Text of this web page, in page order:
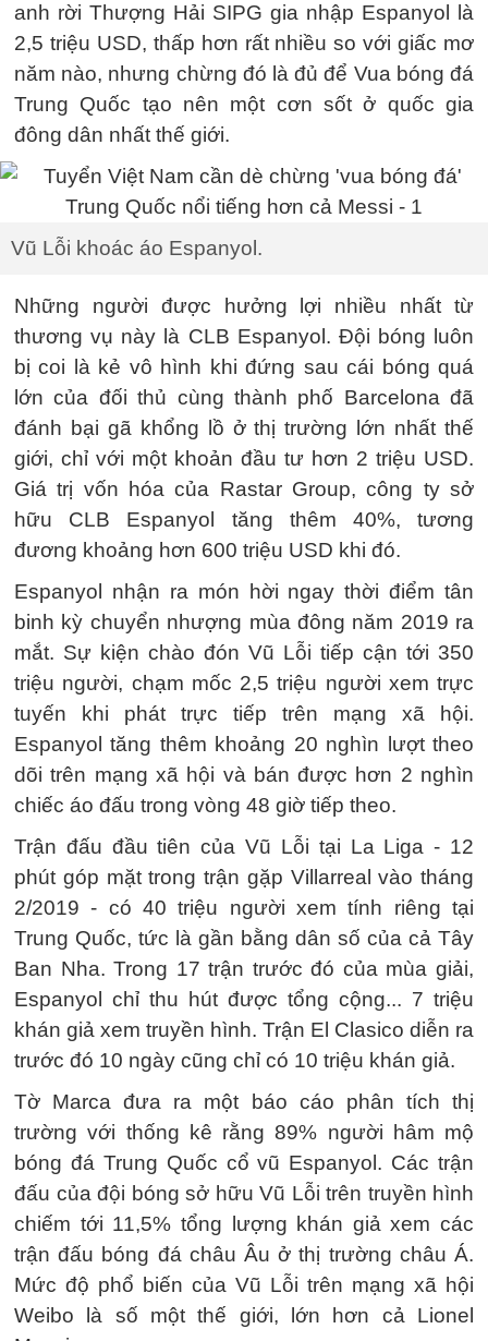
anh rời Thượng Hải SIPG gia nhập Espanyol là
2,5 triệu USD, thấp hơn rất nhiều so với giấc mơ
năm nào, nhưng chừng đó là đủ để Vua bóng đá
Trung Quốc tạo nên một cơn sốt ở quốc gia
đông dân nhất thế giới.
Vũ Lỗi khoác áo Espanyol.
Những người được hưởng lợi nhiều nhất từ
thương vụ này là CLB Espanyol. Đội bóng luôn
bị coi là kẻ vô hình khi đứng sau cái bóng quá
lớn của đối thủ cùng thành phố Barcelona đã
đánh bại gã khổng lồ ở thị trường lớn nhất thế
giới, chỉ với một khoản đầu tư hơn 2 triệu USD.
Giá trị vốn hóa của Rastar Group, công ty sở
hữu CLB Espanyol tăng thêm 40%, tương
đương khoảng hơn 600 triệu USD khi đó.
Espanyol nhận ra món hời ngay thời điểm tân
binh kỳ chuyển nhượng mùa đông năm 2019 ra
mắt. Sự kiện chào đón Vũ Lỗi tiếp cận tới 350
triệu người, chạm mốc 2,5 triệu người xem trực
tuyến khi phát trực tiếp trên mạng xã hội.
Espanyol tăng thêm khoảng 20 nghìn lượt theo
dõi trên mạng xã hội và bán được hơn 2 nghìn
chiếc áo đấu trong vòng 48 giờ tiếp theo.
Trận đấu đầu tiên của Vũ Lỗi tại La Liga - 12
phút góp mặt trong trận gặp Villarreal vào tháng
2/2019 - có 40 triệu người xem tính riêng tại
Trung Quốc, tức là gần bằng dân số của cả Tây
Ban Nha. Trong 17 trận trước đó của mùa giải,
Espanyol chỉ thu hút được tổng cộng... 7 triệu
khán giả xem truyền hình. Trận El Clasico diễn ra
trước đó 10 ngày cũng chỉ có 10 triệu khán giả.
Tờ Marca đưa ra một báo cáo phân tích thị
trường với thống kê rằng 89% người hâm mộ
bóng đá Trung Quốc cổ vũ Espanyol. Các trận
đấu của đội bóng sở hữu Vũ Lỗi trên truyền hình
chiếm tới 11,5% tổng lượng khán giả xem các
trận đấu bóng đá châu Âu ở thị trường châu Á.
Mức độ phổ biến của Vũ Lỗi trên mạng xã hội
Weibo là số một thế giới, lớn hơn cả Lionel